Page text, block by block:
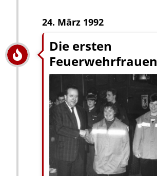
24. März 1992
Die ersten
Feuerwehrfrauen